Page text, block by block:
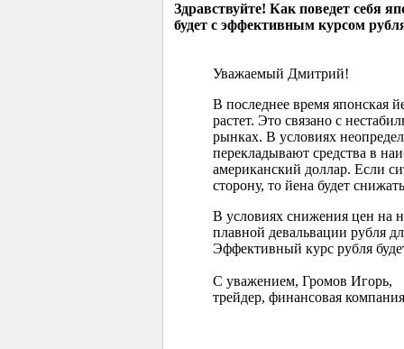
Здравствуйте! Как поведет себя
будет с эффективным курсом
Уважаемый Дмитрий!
В последнее время
растет. Это связано с
рынках. В условиях
перекладывают средства в
американский доллар. Если
сторону, то йена будет
В условиях снижения цен на
плавной девальвации рубля
Эффективный курс рубля
С уважением, Громов Игорь,
трейдер, финансовая